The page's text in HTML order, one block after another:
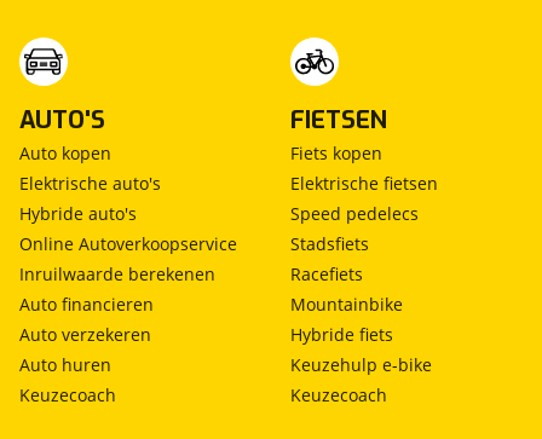
AUTO'S
Auto kopen
Elektrische auto's
Hybride auto's
Online Autoverkoopservice
Inruilwaarde berekenen
Auto financieren
Auto verzekeren
Auto huren
Keuzecoach
FIETSEN
Fiets kopen
Elektrische fietsen
Speed pedelecs
Stadsfiets
Racefiets
Mountainbike
Hybride fiets
Keuzehulp e-bike
Keuzecoach